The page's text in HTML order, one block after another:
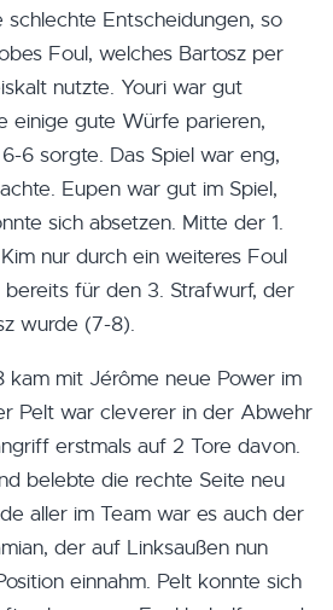
schlechte Entscheidungen, so
Foul, welches Bartosz per
nutzte. Youri war gut
einige gute Würfe parieren,
6 sorgte. Das Spiel war eng,
Eupen war gut im Spiel,
sich absetzen. Mitte der 1.
nur durch ein weiteres Foul
für den 3. Strafwurf, der
wurde (7-8).
kam mit Jérôme neue Power im
Pelt war cleverer in der Abwehr
erstmals auf 2 Tore davon.
belebte die rechte Seite neu
aller im Team war es auch der
der auf Linksaußen nun
einnahm. Pelt konnte sich